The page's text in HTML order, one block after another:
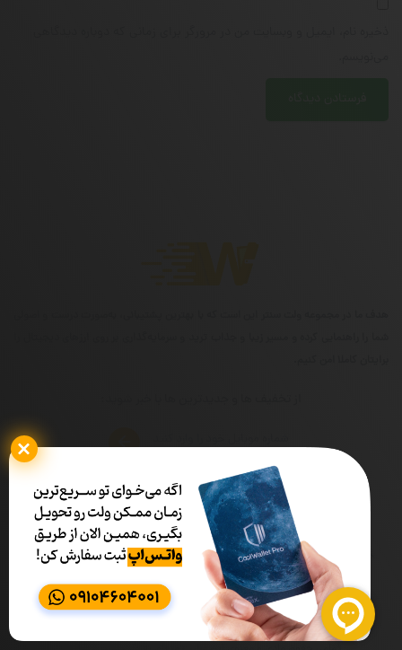
شماره تماس
02191319090
ساعات کاری
۰۹ الی ۱۷